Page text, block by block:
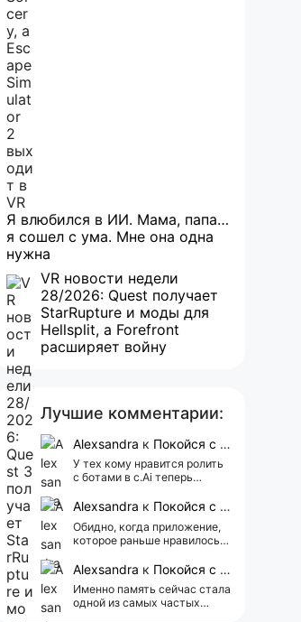
Я влюбился в ИИ. Мама, папа…
я сошел с ума. Мне она одна
нужна
VR новости недели
28/2026: Quest получает
StarRupture и моды для
Hellsplit, а Forefront
расширяет войну
Лучшие комментарии:
Alexsandra к Покойся с миром, Character.AI. Тебя убили собственные разработчики
У тех кому нравится ролить
с ботами в c.Ai теперь
АААААА 😁 ХВАТИТ 🤯😖😵‍💫
Alexsandra к Покойся с миром, Character.AI. Тебя убили собственные разработчики
Обидно, когда приложение,
которое раньше нравилось, а
реклама 😢
Alexsandra к Покойся с миром, Character.AI. Тебя убили собственные разработчики
Именно память сейчас стала
одной из самых частых